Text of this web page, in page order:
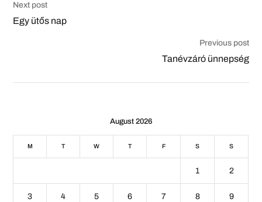
Next post
Egy ütős nap
Previous post
Tanévzáró ünnepség
August 2026
M T W T F S S
1 2
3 4 5 6 7 8 9